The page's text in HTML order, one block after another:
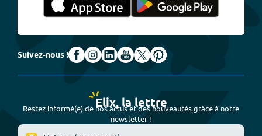
Suivez-nous !
Elix, la lettre
Restez informé(e) de nos actus et des nouveautés grâce à notre
newsletter !